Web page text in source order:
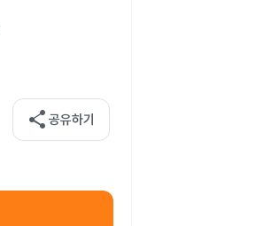
share 공유하기